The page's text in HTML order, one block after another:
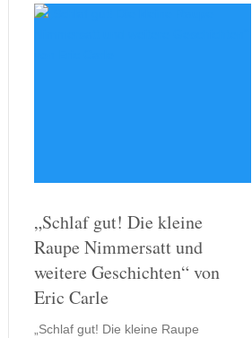
„Schlaf gut! Die kleine
Raupe Nimmersatt und
weitere Geschichten“ von
Eric Carle
„Schlaf gut! Die kleine Raupe